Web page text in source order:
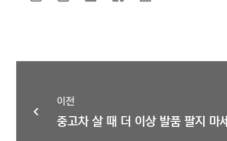
이전
중고차 살 때 더 이상 발품 팔지 마